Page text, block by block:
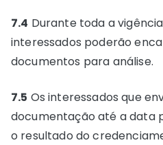
7.4 Durante toda a
interessados poderão
documentos para análise.
7.5 Os interessados que
documentação até a data
o resultado do